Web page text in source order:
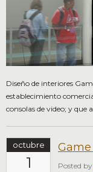
Diseño de interiores
establecimiento
consolas de video; y que
octubre
1 Posted by